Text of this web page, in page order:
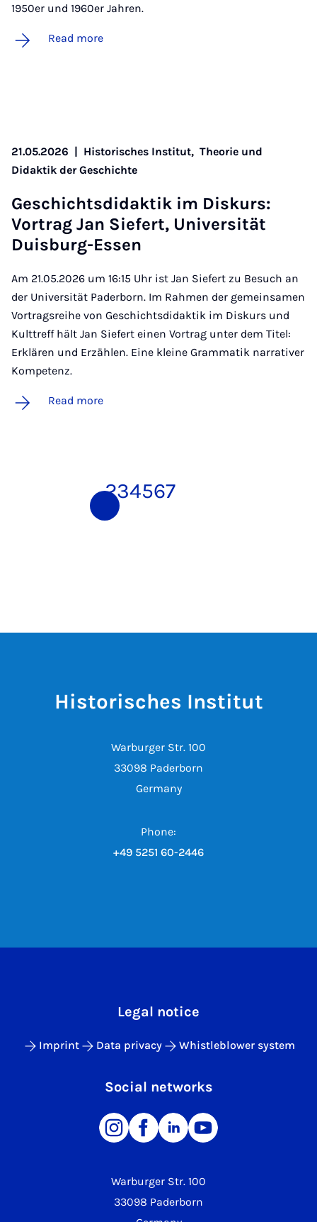
1950er und 1960er Jahren.
Read more
21.05.2026 | Historisches Institut, Theorie und
Didaktik der Geschichte
Geschichts­didak­tik im Diskurs:
Vor­trag Jan Siefert, Uni­versität
Duis­burg-Es­sen
Am 21.05.2026 um 16:15 Uhr ist Jan Siefert zu Besuch an
der Universität Paderborn. Im Rahmen der gemeinsamen
Vortragsreihe von Geschichtsdidaktik im Diskurs und
Kulttreff hält Jan Siefert einen Vortrag unter dem Titel:
Erklären und Erzählen. Eine kleine Grammatik narrativer
Kompetenz.
Read more
1 234567
Historisches Institut
Warburger Str. 100
33098 Paderborn
Germany
Phone:
+49 5251 60-2446
Warburger Str. 100
33098 Paderborn
Legal notice
Imprint Data privacy Whistleblower system
Social networks